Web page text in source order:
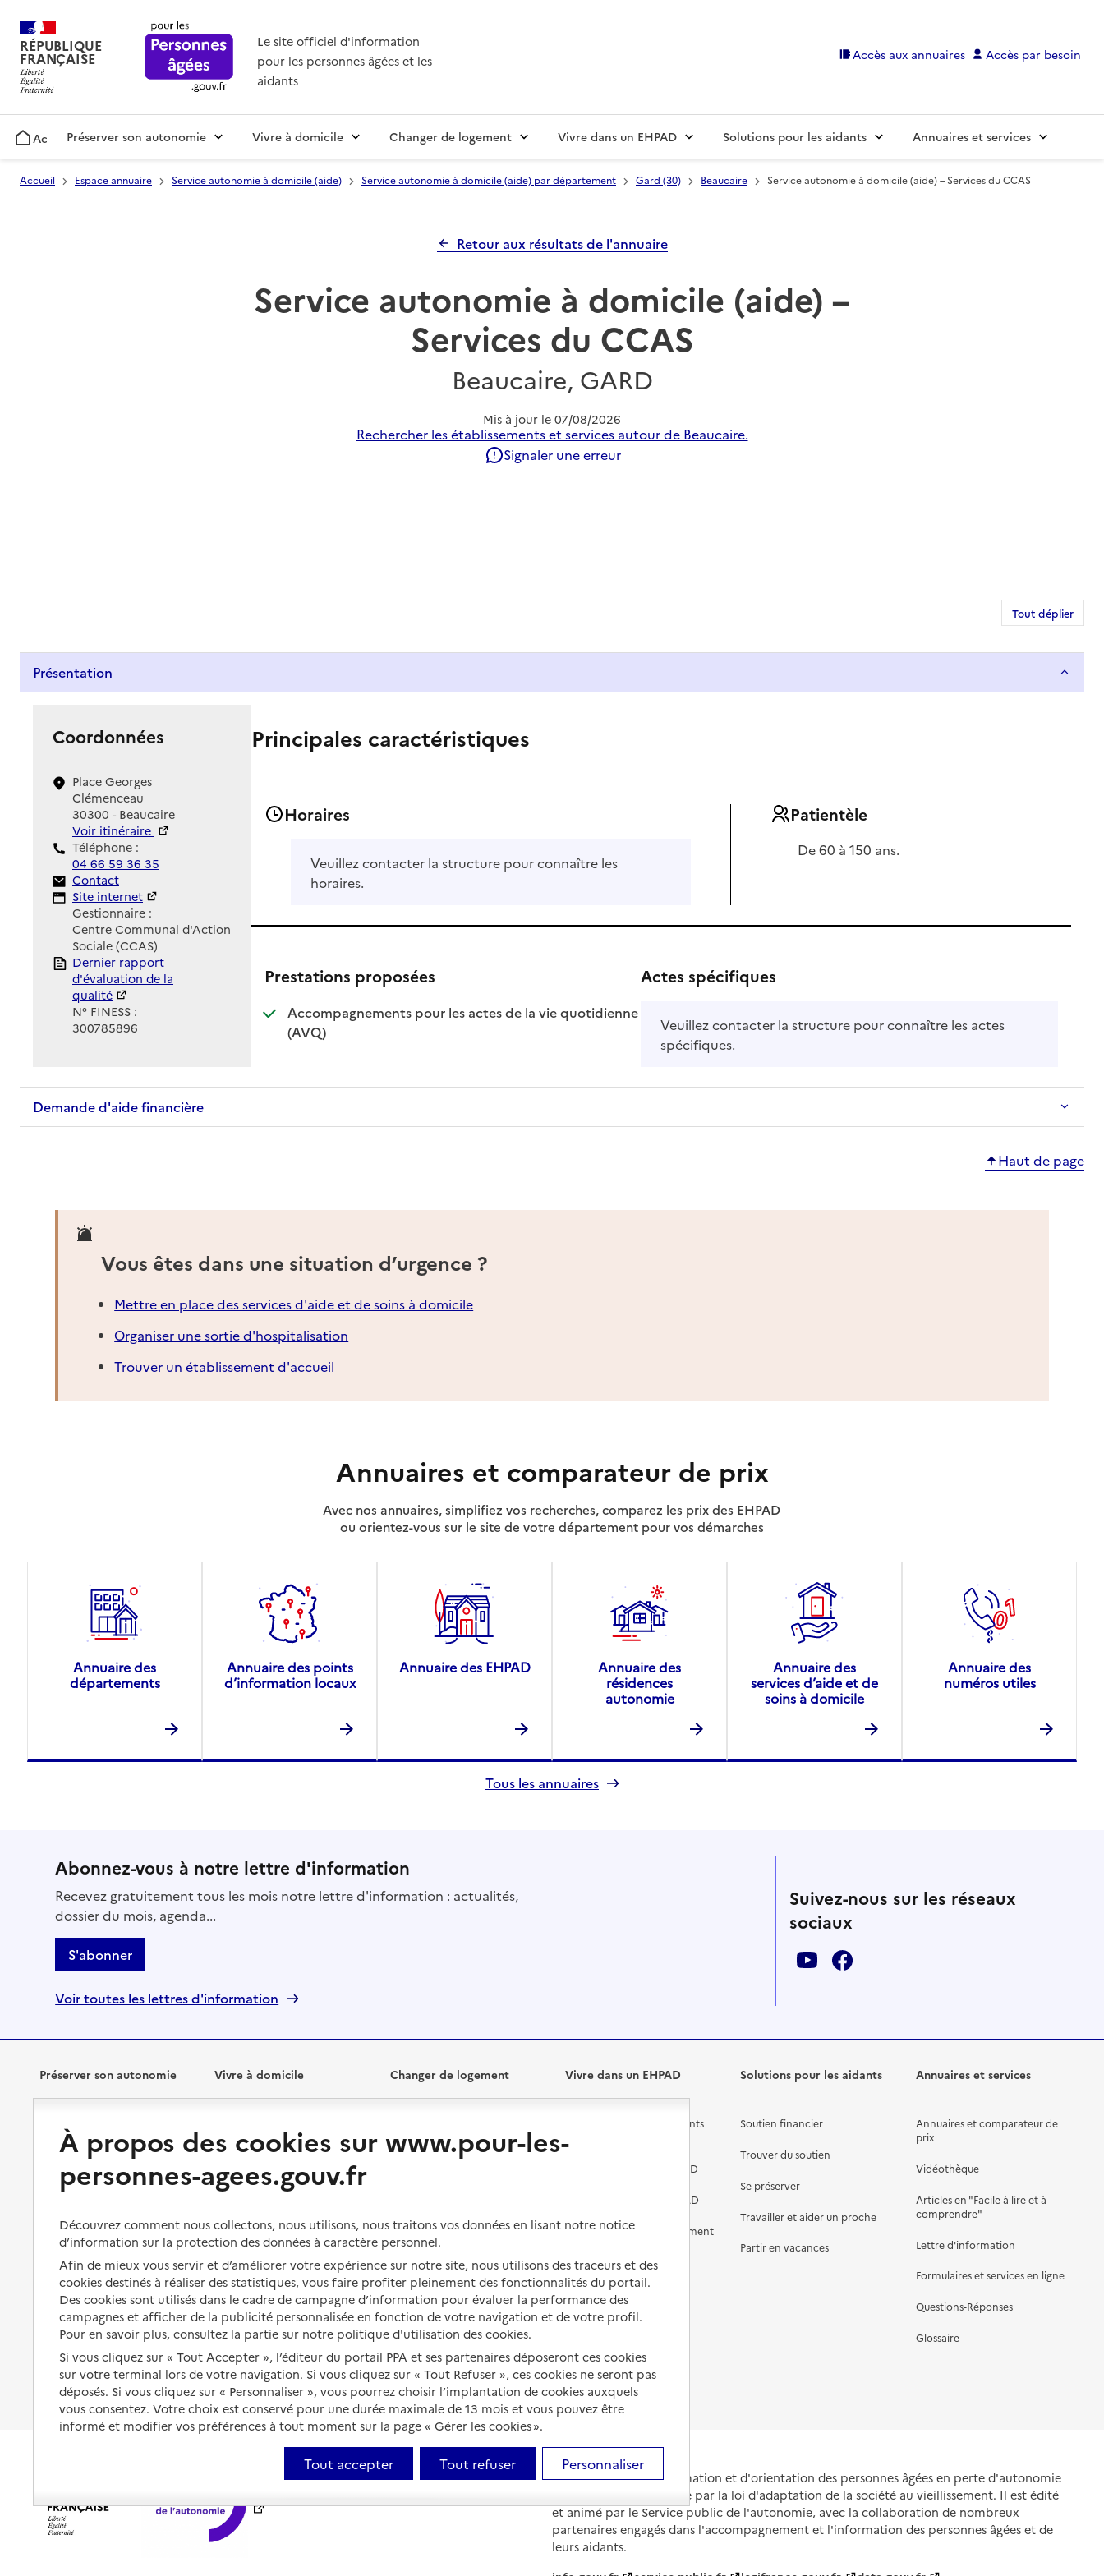
RÉPUBLIQUE
FRANÇAISE
Le site officiel d'information
pour les personnes âgées et les
aidants
Accès aux annuaires Accès par besoin
AccueilPréserver son autonomie Vivre à domicile Changer de logement Vivre dans un EHPAD Solutions pour les aidants Annuaires et services
Accueil Espace annuaire Service autonomie à domicile (aide) Service autonomie à domicile (aide) par département Gard (30) Beaucaire Service autonomie à domicile (aide) – Services du CCAS
Retour aux résultats de l'annuaire
Service autonomie à domicile (aide) –
Services du CCAS
Beaucaire, GARD
Mis à jour le 07/08/2026
Rechercher les établissements et services autour de Beaucaire.
Signaler une erreur
Tout déplier
Présentation
Coordonnées
Place Georges
Clémenceau
30300 - Beaucaire
Voir itinéraire
Téléphone :
04 66 59 36 35
Contact
Contact
Site Internet
Site internet
Gestionnaire :
Centre Communal d'Action
Sociale (CCAS)
Rapport HAS
Dernier rapport
d'évaluation de la
qualité
N° FINESS :
300785896
Principales caractéristiques
Horaires
Veuillez contacter la structure pour connaître les
horaires.
Patientèle
De 60 à 150 ans.
Prestations proposées
Accompagnements pour les actes de la vie quotidienne
(AVQ)
: disponible
: non disponible
Actes spécifiques
Veuillez contacter la structure pour connaître les actes
spécifiques.
Demande d'aide financière
Haut de page
Vous êtes dans une situation d’urgence ?
Mettre en place des services d'aide et de soins à domicile
Organiser une sortie d'hospitalisation
Trouver un établissement d'accueil
Annuaires et comparateur de prix
Avec nos annuaires, simplifiez vos recherches, comparez les prix des EHPAD
ou orientez-vous sur le site de votre département pour vos démarches
Annuaire des
départements
Annuaire des points
d’information locaux
Annuaire des EHPAD
Annuaire des
résidences
autonomie
Annuaire des
services d’aide et de
soins à domicile
Annuaire des
numéros utiles
Tous les annuaires
Abonnez-vous à notre lettre d'information
Recevez gratuitement tous les mois notre lettre d'information : actualités,
dossier du mois, agenda...
S'abonner
Voir toutes les lettres d'information
Suivez-nous sur les réseaux
sociaux
Préserver son autonomie
et droits
s'équiper
santé
Organiser à l'avance sa propre
protection
Les mesures de protection
Les obligations de la famille
À qui s’adresser ?
Les politiques du grand âge
Vivre à domicile
Bénéficier de soins à domicile
Aides financières
Partager son logement
Vivre à domicile avec une
maladie ou un handicap
Être hospitalisé
Fin de vie à domicile
Changer de logement
Vivre dans une résidence avec
Vivre en accueil familial
Autres solutions de logement
Vivre dans un EHPAD
Les différents établissements
Préparer l'entrée en EHPAD
Aides financières en EHPAD
Prévention, accompagnement
Comprendre les prix en
EHPAD
Droits en EHPAD
Fin de vie en EHPAD
Solutions pour les aidants
Soutien financier
Trouver du soutien
Se préserver
Travailler et aider un proche
Partir en vacances
Annuaires et services
Annuaires et comparateur de
prix
Vidéothèque
Articles en "Facile à lire et à
comprendre"
Lettre d'information
Formulaires et services en ligne
Questions-Réponses
Glossaire
Portail national d'information et d'orientation des personnes âgées en perte d'autonomie
et de leurs proches, créé par la loi d'adaptation de la société au vieillissement. Il est édité
et animé par le Service public de l'autonomie, avec la collaboration de nombreux
partenaires engagés dans l'accompagnement et l'information des personnes âgées et de
leurs aidants.
À propos des cookies sur www.pour-les-
personnes-agees.gouv.fr
Découvrez comment nous collectons, nous utilisons, nous traitons vos données en lisant notre notice
d’information sur la protection des données à caractère personnel.
Afin de mieux vous servir et d’améliorer votre expérience sur notre site, nous utilisons des traceurs et des
cookies destinés à réaliser des statistiques, vous faire profiter pleinement des fonctionnalités du portail.
Des cookies sont utilisés dans le cadre de campagne d’information pour évaluer la performance des
campagnes et afficher de la publicité personnalisée en fonction de votre navigation et de votre profil.
Pour en savoir plus, consultez la partie sur notre politique d'utilisation des cookies.
Si vous cliquez sur « Tout Accepter », l’éditeur du portail PPA et ses partenaires déposeront ces cookies
sur votre terminal lors de votre navigation. Si vous cliquez sur « Tout Refuser », ces cookies ne seront pas
déposés. Si vous cliquez sur « Personnaliser », vous pourrez choisir l’implantation de cookies auxquels
vous consentez. Votre choix est conservé pour une durée maximale de 13 mois et vous pouvez être
informé et modifier vos préférences à tout moment sur la page « Gérer les cookies ».
Tout accepter Tout refuser Personnaliser